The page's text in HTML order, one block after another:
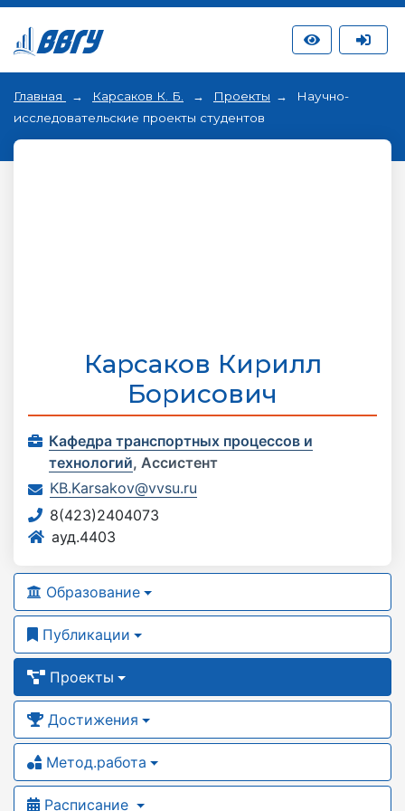
Главная Карсаков К. Б. Проекты
Научно-
исследовательские проекты студентов
Карсаков Кирилл
Борисович
Кафедра транспортных процессов и
технологий, Ассистент
KB.Karsakov@vvsu.ru
8(423)2404073
ауд.4403
Образование
Публикации
Проекты
Достижения
Метод.работа
Расписание